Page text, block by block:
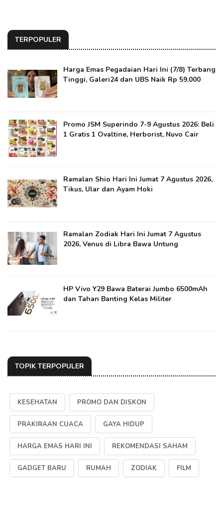
TERPOPULER
Harga Emas Pegadaian Hari Ini (7/8) Terbang
Tinggi, Galeri24 dan UBS Naik Rp 59.000
Promo JSM Superindo 7-9 Agustus 2026: Beli
1 Gratis 1 Ovaltine, Herborist, Nuvo Cair
Ramalan Shio Hari Ini Jumat 7 Agustus 2026,
Tikus, Ular dan Ayam Hoki
Ramalan Zodiak Hari Ini Jumat 7 Agustus
2026, Venus di Libra Bawa Untung
HP Vivo Y29 Bawa Baterai Jumbo 6500mAh
dan Tahan Banting Kelas Militer
TOPIK TERPOPULER
KESEHATAN PROMO DAN DISKON
PRAKIRAAN CUACA GAYA HIDUP
HARGA EMAS HARI INI REKOMENDASI SAHAM
GADGET BARU RUMAH ZODIAK FILM